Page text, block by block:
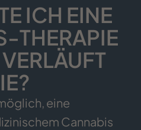
ICH EINE
THERAPIE
eine
Cannabis